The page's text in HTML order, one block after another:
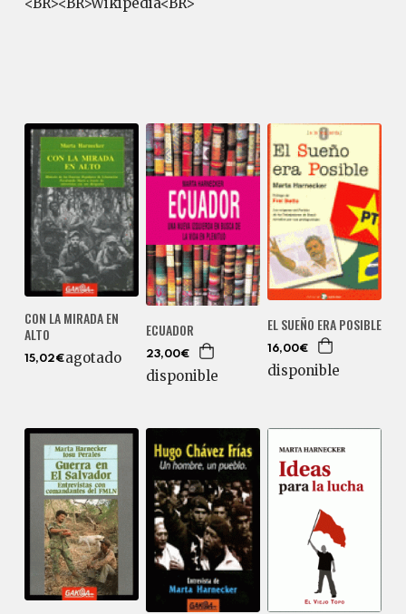
CON LA MIRADA EN
ALTO
15,02€agotado
ECUADOR
23,00€
disponible
EL SUEÑO ERA POSIBLE
16,00€
disponible